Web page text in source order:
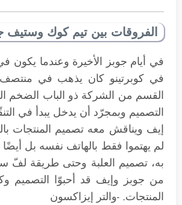
الفروقات بين تيم كوك وستيف
في أيام جوبز الأخيرة وعندما
في كوبرتينو كان يذهب في منتصف
القسم من الشركة ذو الباب الضخم
التصميم وبمجرّد أن يدخل يبدأ في
إيف ويناقش معه تصميم المنتجات
لم يهتموا فقط بالهاتف نفسه بل
به، تصميم العلبة وحتى طريقة لفّ
من جوبز وإيف قد أحبوّا التصميم
المنتجات. -والتر إيزاكسون